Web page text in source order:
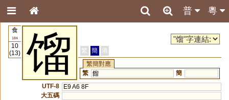
粵
普
食
184
10
(13)
馏 繁 簡
港
繁簡對應
繁 餾
簡
UTF-8
E9 A6 8F
大五碼